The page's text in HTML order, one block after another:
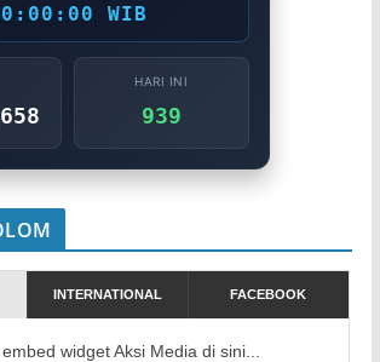
WIB
HARI INI
939
INTERNATIONAL FACEBOOK
widget Aksi Media di sini...